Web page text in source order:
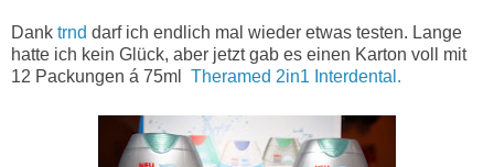
Dank trnd darf ich endlich mal wieder etwas testen. Lange
hatte ich kein Glück, aber jetzt gab es einen Karton voll mit
12 Packungen á 75ml Theramed 2in1 Interdental.